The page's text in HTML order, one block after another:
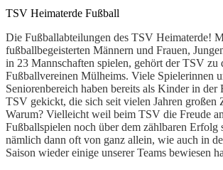
TSV Heimaterde Fußball
Die Fußballabteilungen des TSV Heimaterde!
fußballbegeisterten Männern und Frauen,
in 23 Mannschaften spielen, gehört der TSV zu
Fußballvereinen Mülheims. Viele Spielerinnen
Seniorenbereich haben bereits als Kinder in der
TSV gekickt, die sich seit vielen Jahren großen
Warum? Vielleicht weil beim TSV die Freude
Fußballspielen noch über dem zählbaren Erfolg
nämlich dann oft von ganz allein, wie auch in
Saison wieder einige unserer Teams bewiesen